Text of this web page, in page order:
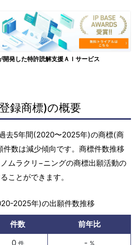
開発した特許読解支援ＡＩサービス
録商標)の概要
去5年間(2020〜2025年)の商標(商
数は減少傾向です。商標件数推移
ムラクリ−ニングの商標出願活動の
ことができます。
2025年)の出願件数推移
件数
前年比
0 件 - %